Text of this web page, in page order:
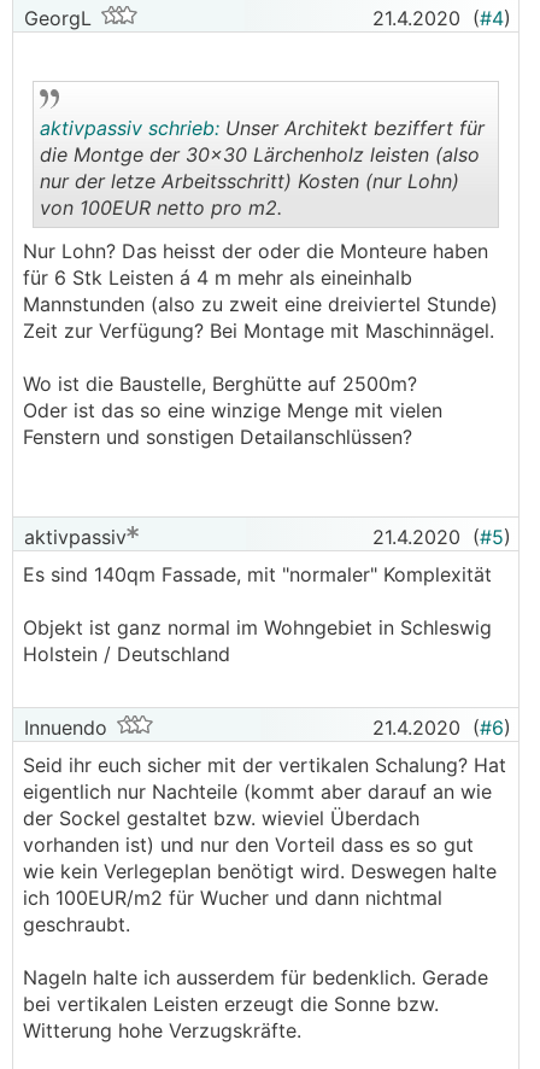
GeorgL 21.4.2020 (#4)
..
aktivpassiv schrieb: Unser Architekt beziffert für
die Montge der 30x30 Lärchenholz leisten (also
nur der letze Arbeitsschritt) Kosten (nur Lohn)
von 100EUR netto pro m2.
Nur Lohn? Das heisst der oder die Monteure haben
für 6 Stk Leisten á 4 m mehr als eineinhalb
Mannstunden (also zu zweit eine dreiviertel Stunde)
Zeit zur Verfügung? Bei Montage mit Maschinnägel.
Wo ist die Baustelle, Berghütte auf 2500m?
Oder ist das so eine winzige Menge mit vielen
Fenstern und sonstigen Detailanschlüssen?
aktivpassiv 21.4.2020 (#5)
Es sind 140qm Fassade, mit "normaler" Komplexität
Objekt ist ganz normal im Wohngebiet in Schleswig
Holstein / Deutschland
Innuendo 21.4.2020 (#6)
Seid ihr euch sicher mit der vertikalen Schalung? Hat
eigentlich nur Nachteile (kommt aber darauf an wie
der Sockel gestaltet bzw. wieviel Überdach
vorhanden ist) und nur den Vorteil dass es so gut
wie kein Verlegeplan benötigt wird. Deswegen halte
ich 100EUR/m2 für Wucher und dann nichtmal
geschraubt.
Nageln halte ich ausserdem für bedenklich. Gerade
bei vertikalen Leisten erzeugt die Sonne bzw.
Witterung hohe Verzugskräfte.